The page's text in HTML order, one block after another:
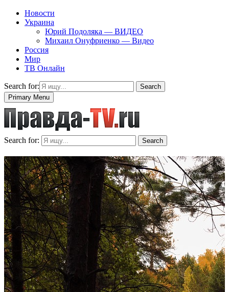
Новости
Украина
Юрий Подоляка — ВИДЕО
Михаил Онуфриенко — Видео
Россия
Мир
ТВ Онлайн
Search for:
Search
Primary Menu
Search for: Search